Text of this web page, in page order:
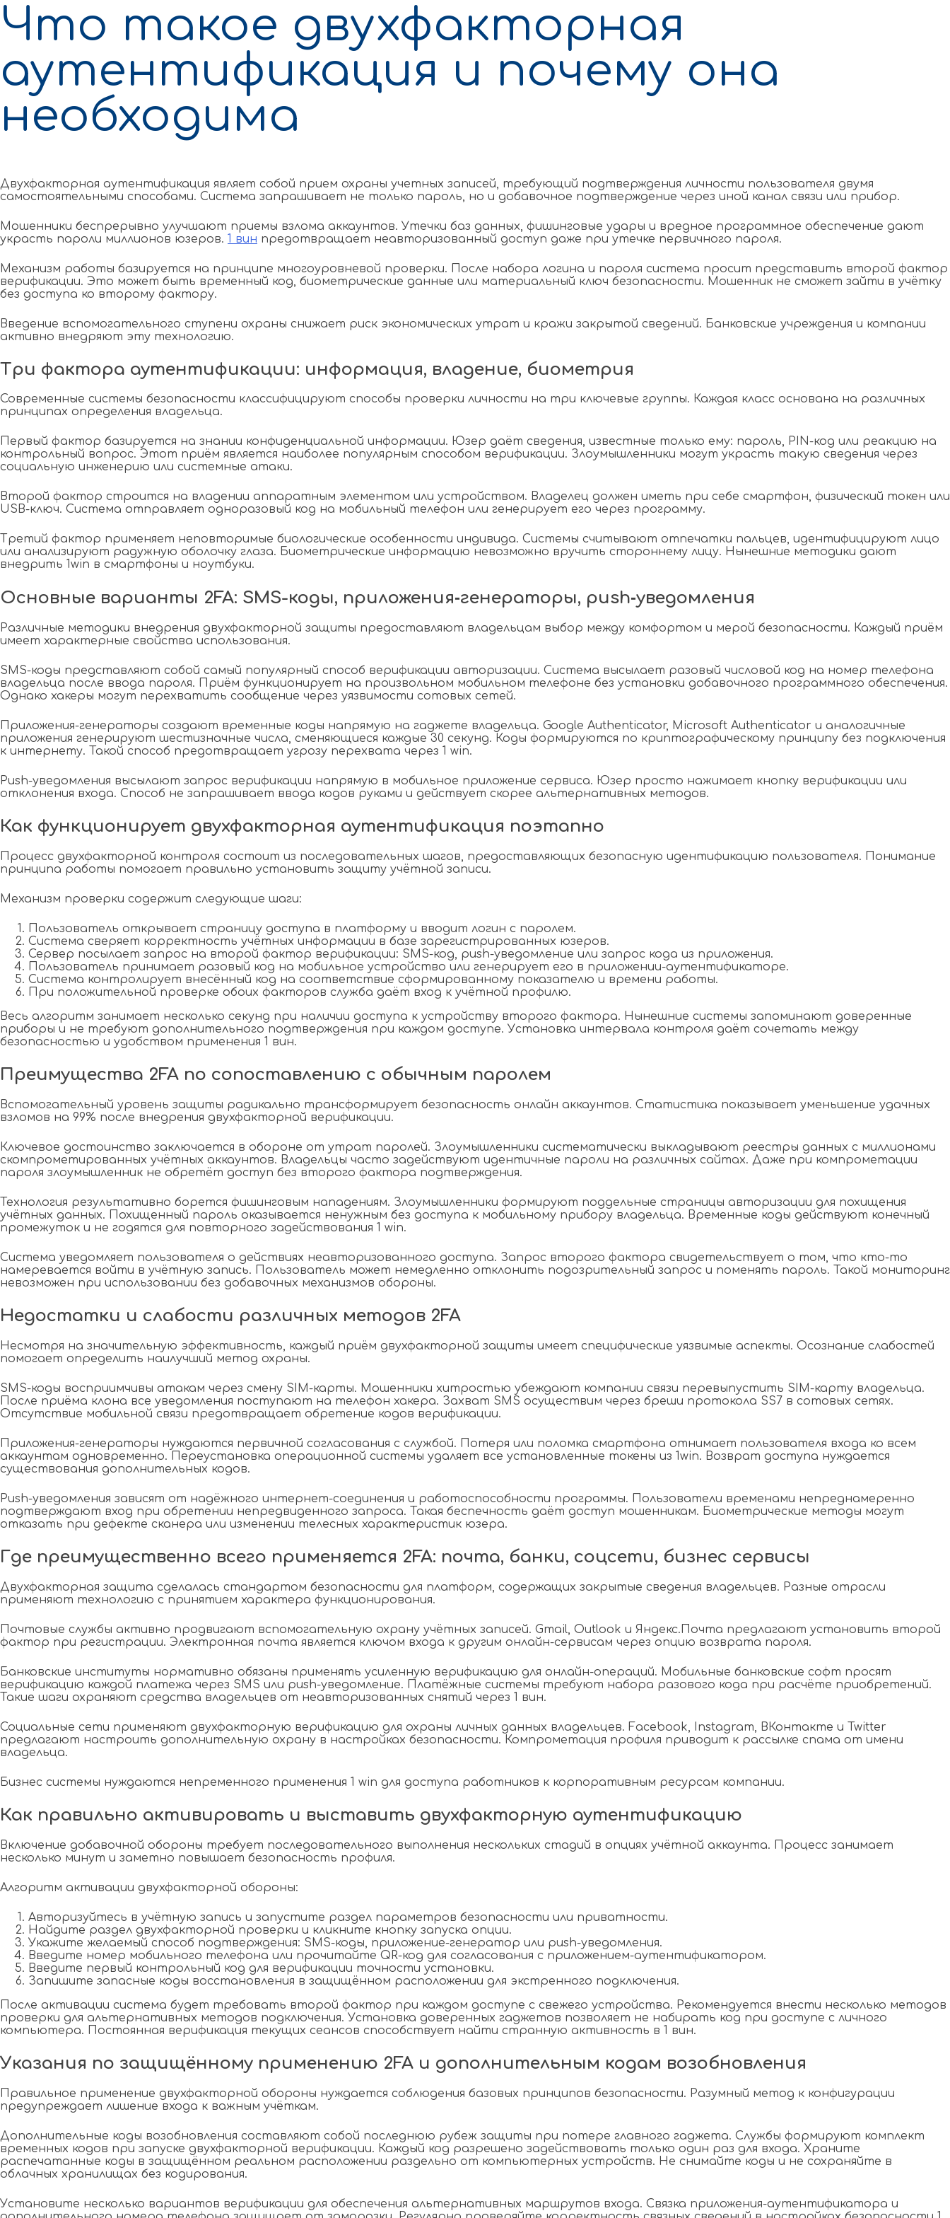
Что такое двухфакторная
аутентификация и почему она
необходима
Двухфакторная аутентификация являет собой прием охраны учетных записей, требующий подтверждения личности пользователя двумя
самостоятельными способами. Система запрашивает не только пароль, но и добавочное подтверждение через иной канал связи или прибор.
Мошенники беспрерывно улучшают приемы взлома аккаунтов. Утечки баз данных, фишинговые удары и вредное программное обеспечение дают
украсть пароли миллионов юзеров. 1 вин предотвращает неавторизованный доступ даже при утечке первичного пароля.
Механизм работы базируется на принципе многоуровневой проверки. После набора логина и пароля система просит представить второй фактор
верификации. Это может быть временный код, биометрические данные или материальный ключ безопасности. Мошенник не сможет зайти в учётку
без доступа ко второму фактору.
Введение вспомогательного ступени охраны снижает риск экономических утрат и кражи закрытой сведений. Банковские учреждения и компании
активно внедряют эту технологию.
Три фактора аутентификации: информация, владение, биометрия
Современные системы безопасности классифицируют способы проверки личности на три ключевые группы. Каждая класс основана на различных
принципах определения владельца.
Первый фактор базируется на знании конфиденциальной информации. Юзер даёт сведения, известные только ему: пароль, PIN-код или реакцию на
контрольный вопрос. Этот приём является наиболее популярным способом верификации. Злоумышленники могут украсть такую сведения через
социальную инженерию или системные атаки.
Второй фактор строится на владении аппаратным элементом или устройством. Владелец должен иметь при себе смартфон, физический токен или
USB-ключ. Система отправляет одноразовый код на мобильный телефон или генерирует его через программу.
Третий фактор применяет неповторимые биологические особенности индивида. Системы считывают отпечатки пальцев, идентифицируют лицо
или анализируют радужную оболочку глаза. Биометрические информацию невозможно вручить стороннему лицу. Нынешние методики дают
внедрить 1win в смартфоны и ноутбуки.
Основные варианты 2FA: SMS-коды, приложения‑генераторы, push‑уведомления
Различные методики внедрения двухфакторной защиты предоставляют владельцам выбор между комфортом и мерой безопасности. Каждый приём
имеет характерные свойства использования.
SMS-коды представляют собой самый популярный способ верификации авторизации. Система высылает разовый числовой код на номер телефона
владельца после ввода пароля. Приём функционирует на произвольном мобильном телефоне без установки добавочного программного обеспечения.
Однако хакеры могут перехватить сообщение через уязвимости сотовых сетей.
Приложения-генераторы создают временные коды напрямую на гаджете владельца. Google Authenticator, Microsoft Authenticator и аналогичные
приложения генерируют шестизначные числа, сменяющиеся каждые 30 секунд. Коды формируются по криптографическому принципу без подключения
к интернету. Такой способ предотвращает угрозу перехвата через 1 win.
Push-уведомления высылают запрос верификации напрямую в мобильное приложение сервиса. Юзер просто нажимает кнопку верификации или
отклонения входа. Способ не запрашивает ввода кодов руками и действует скорее альтернативных методов.
Как функционирует двухфакторная аутентификация поэтапно
Процесс двухфакторной контроля состоит из последовательных шагов, предоставляющих безопасную идентификацию пользователя. Понимание
принципа работы помогает правильно установить защиту учётной записи.
Механизм проверки содержит следующие шаги:
Пользователь открывает страницу доступа в платформу и вводит логин с паролем.
Система сверяет корректность учётных информации в базе зарегистрированных юзеров.
Сервер посылает запрос на второй фактор верификации: SMS-код, push-уведомление или запрос кода из приложения.
Пользователь принимает разовый код на мобильное устройство или генерирует его в приложении-аутентификаторе.
Система контролирует внесённый код на соответствие сформированному показателю и времени работы.
При положительной проверке обоих факторов служба даёт вход к учётной профилю.
Весь алгоритм занимает несколько секунд при наличии доступа к устройству второго фактора. Нынешние системы запоминают доверенные
приборы и не требуют дополнительного подтверждения при каждом доступе. Установка интервала контроля даёт сочетать между
безопасностью и удобством применения 1 вин.
Преимущества 2FA по сопоставлению с обычным паролем
Вспомогательный уровень защиты радикально трансформирует безопасность онлайн аккаунтов. Статистика показывает уменьшение удачных
взломов на 99% после внедрения двухфакторной верификации.
Ключевое достоинство заключается в обороне от утрат паролей. Злоумышленники систематически выкладывают реестры данных с миллионами
скомпрометированных учётных аккаунтов. Владельцы часто задействуют идентичные пароли на различных сайтах. Даже при компрометации
пароля злоумышленник не обретёт доступ без второго фактора подтверждения.
Технология результативно борется фишинговым нападениям. Злоумышленники формируют поддельные страницы авторизации для похищения
учётных данных. Похищенный пароль оказывается ненужным без доступа к мобильному прибору владельца. Временные коды действуют конечный
промежуток и не годятся для повторного задействования 1 win.
Система уведомляет пользователя о действиях неавторизованного доступа. Запрос второго фактора свидетельствует о том, что кто-то
намеревается войти в учётную запись. Пользователь может немедленно отклонить подозрительный запрос и поменять пароль. Такой мониторинг
невозможен при использовании без добавочных механизмов обороны.
Недостатки и слабости различных методов 2FA
Несмотря на значительную эффективность, каждый приём двухфакторной защиты имеет специфические уязвимые аспекты. Осознание слабостей
помогает определить наилучший метод охраны.
SMS-коды восприимчивы атакам через смену SIM-карты. Мошенники хитростью убеждают компании связи перевыпустить SIM-карту владельца.
После приёма клона все уведомления поступают на телефон хакера. Захват SMS осуществим через бреши протокола SS7 в сотовых сетях.
Отсутствие мобильной связи предотвращает обретение кодов верификации.
Приложения-генераторы нуждаются первичной согласования с службой. Потеря или поломка смартфона отнимает пользователя входа ко всем
аккаунтам одновременно. Переустановка операционной системы удаляет все установленные токены из 1win. Возврат доступа нуждается
существования дополнительных кодов.
Push-уведомления зависят от надёжного интернет-соединения и работоспособности программы. Пользователи временами непреднамеренно
подтверждают вход при обретении непредвиденного запроса. Такая беспечность даёт доступ мошенникам. Биометрические методы могут
отказать при дефекте сканера или изменении телесных характеристик юзера.
Где преимущественно всего применяется 2FA: почта, банки, соцсети, бизнес сервисы
Двухфакторная защита сделалась стандартом безопасности для платформ, содержащих закрытые сведения владельцев. Разные отрасли
применяют технологию с принятием характера функционирования.
Почтовые службы активно продвигают вспомогательную охрану учётных записей. Gmail, Outlook и Яндекс.Почта предлагают установить второй
фактор при регистрации. Электронная почта является ключом входа к другим онлайн-сервисам через опцию возврата пароля.
Банковские институты нормативно обязаны применять усиленную верификацию для онлайн-операций. Мобильные банковские софт просят
верификацию каждой платежа через SMS или push-уведомление. Платёжные системы требуют набора разового кода при расчёте приобретений.
Такие шаги охраняют средства владельцев от неавторизованных снятий через 1 вин.
Социальные сети применяют двухфакторную верификацию для охраны личных данных владельцев. Facebook, Instagram, ВКонтакте и Twitter
предлагают настроить дополнительную охрану в настройках безопасности. Компрометация профиля приводит к рассылке спама от имени
владельца.
Бизнес системы нуждаются непременного применения 1 win для доступа работников к корпоративным ресурсам компании.
Как правильно активировать и выставить двухфакторную аутентификацию
Включение добавочной обороны требует последовательного выполнения нескольких стадий в опциях учётной аккаунта. Процесс занимает
несколько минут и заметно повышает безопасность профиля.
Алгоритм активации двухфакторной обороны:
Авторизуйтесь в учётную запись и запустите раздел параметров безопасности или приватности.
Найдите раздел двухфакторной проверки и кликните кнопку запуска опции.
Укажите желаемый способ подтверждения: SMS-коды, приложение-генератор или push-уведомления.
Введите номер мобильного телефона или прочитайте QR-код для согласования с приложением-аутентификатором.
Введите первый контрольный код для верификации точности установки.
Запишите запасные коды восстановления в защищённом расположении для экстренного подключения.
После активации система будет требовать второй фактор при каждом доступе с свежего устройства. Рекомендуется внести несколько методов
проверки для альтернативных методов подключения. Установка доверенных гаджетов позволяет не набирать код при доступе с личного
компьютера. Постоянная верификация текущих сеансов способствует найти странную активность в 1 вин.
Указания по защищённому применению 2FA и дополнительным кодам возобновления
Правильное применение двухфакторной обороны нуждается соблюдения базовых принципов безопасности. Разумный метод к конфигурации
предупреждает лишение входа к важным учёткам.
Дополнительные коды возобновления составляют собой последнюю рубеж защиты при потере главного гаджета. Службы формируют комплект
временных кодов при запуске двухфакторной верификации. Каждый код разрешено задействовать только один раз для входа. Храните
распечатанные коды в защищённом реальном расположении раздельно от компьютерных устройств. Не снимайте коды и не сохраняйте в
облачных хранилищах без кодирования.
Установите несколько вариантов верификации для обеспечения альтернативных маршрутов входа. Связка приложения-аутентификатора и